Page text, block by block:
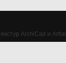
ArchiCad и